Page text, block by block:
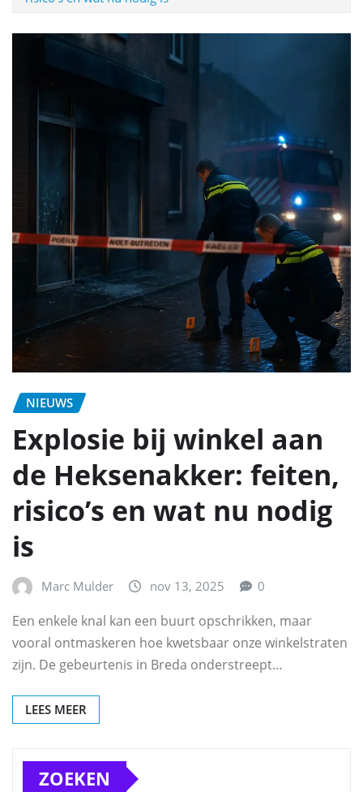
NIEUWS
Explosie bij winkel aan
de Heksenakker: feiten,
risico’s en wat nu nodig
is
Marc Mulder nov 13, 2025 0
Een enkele knal kan een buurt opschrikken, maar
vooral ontmaskeren hoe kwetsbaar onze winkelstraten
zijn. De gebeurtenis in Breda onderstreept…
LEES MEER
ZOEKEN